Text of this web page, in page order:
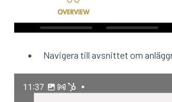
Navigera till avsnittet om